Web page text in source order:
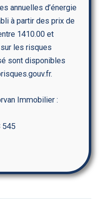
annuelles d’énergie
à partir des prix de
1410.00 et
les risques
sont disponibles
Immobilier :
545